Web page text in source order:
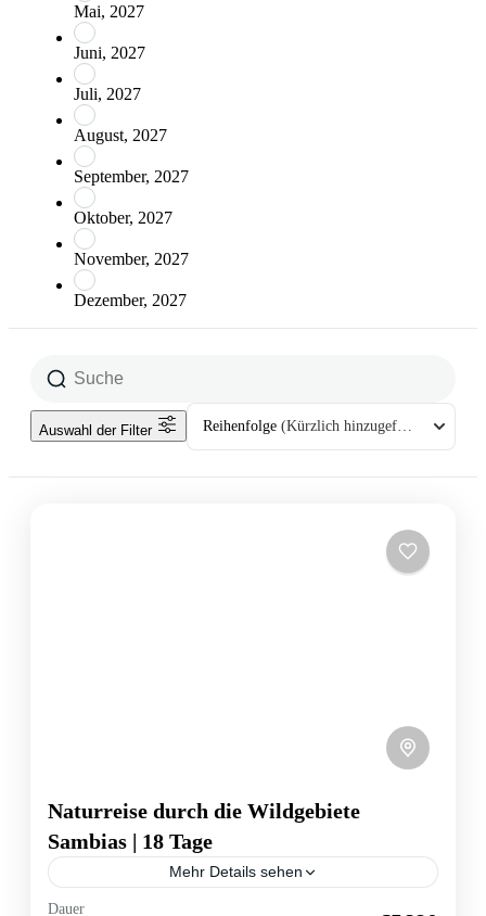
Mai, 2027
Juni, 2027
Juli, 2027
August, 2027
September, 2027
Oktober, 2027
November, 2027
Dezember, 2027
Reihenfolge
Auswahl der Filter
Naturreise durch die Wildgebiete
Sambias | 18 Tage
Mehr Details sehen
Trip Info
Dauer